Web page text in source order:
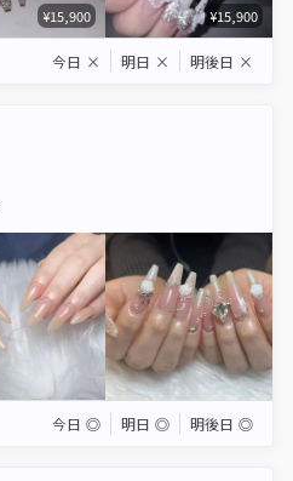
¥15,900 ¥15,900
今日 × 明日 × 明後日 ×
今日 ◎ 明日 ◎ 明後日 ◎